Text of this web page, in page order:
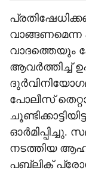
വാങ്ങണമെന്ന
വാദത്തെയും
ആവര്‍ത്തിച്ച്
പോലീസ്
ഓര്‍മിപ്പിച്ചു.
നടത്തിയ
പബ്ലിക്